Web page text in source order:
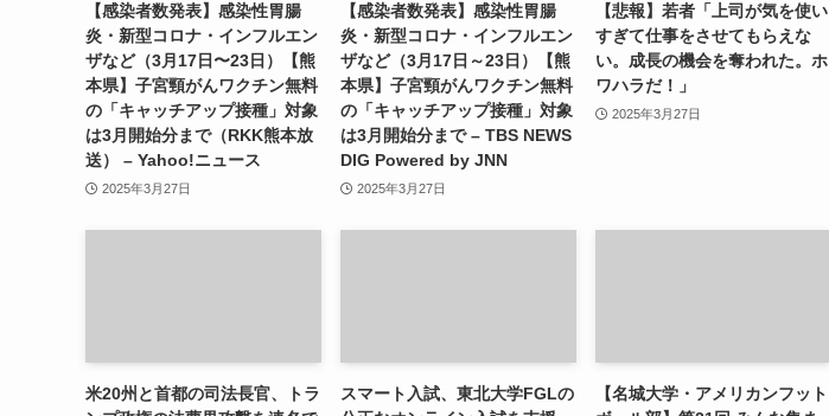
【感染者数発表】感染性胃腸
炎・新型コロナ・インフルエン
ザなど（3月17日〜23日）【熊
本県】子宮頸がんワクチン無料
の「キャッチアップ接種」対象
は3月開始分まで（RKK熊本放
送） – Yahoo!ニュース
2025年3月27日
【感染者数発表】感染性胃腸
炎・新型コロナ・インフルエン
ザなど（3月17日～23日）【熊
本県】子宮頸がんワクチン無料
の「キャッチアップ接種」対象
は3月開始分まで – TBS NEWS
DIG Powered by JNN
2025年3月27日
【悲報】若者「上司が気を使い
すぎて仕事をさせてもらえな
い。成長の機会を奪われた。ホ
ワハラだ！」
2025年3月27日
米20州と首都の司法長官、トラ
スマート入試、東北大学FGLの
【名城大学・アメリカンフット